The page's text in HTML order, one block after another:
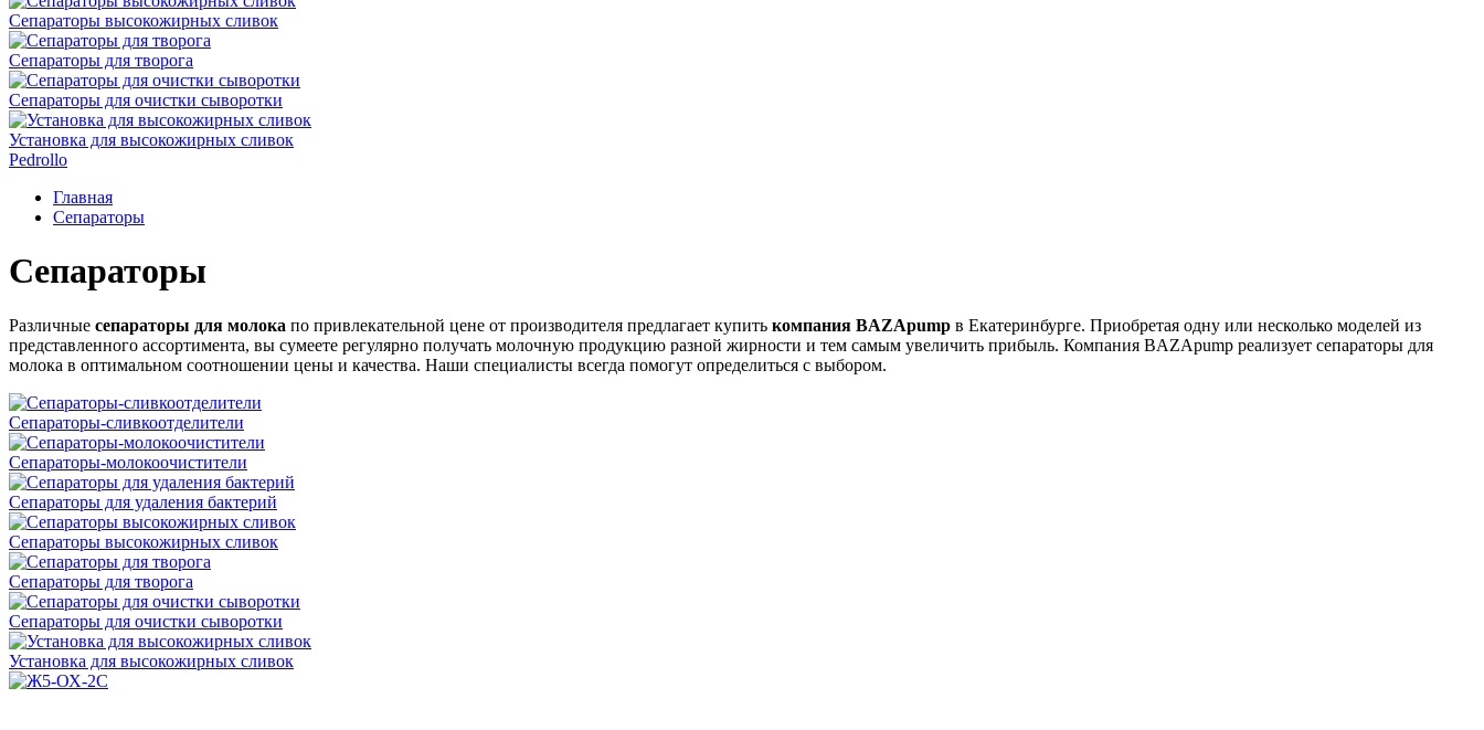
Сепараторы высокожирных сливок
Сепараторы для творога
Сепараторы для очистки сыворотки
Установка для высокожирных сливок
Pedrollo
Главная
Сепараторы
Сепараторы
Различные сепараторы для молока по привлекательной цене от производителя предлагает купить компания BAZApump в Екатеринбурге. Приобретая одну или несколько моделей из
представленного ассортимента, вы сумеете регулярно получать молочную продукцию разной жирности и тем самым увеличить прибыль. Компания BAZApump реализует сепараторы для
молока в оптимальном соотношении цены и качества. Наши специалисты всегда помогут определиться с выбором.
Сепараторы-сливкоотделители
Сепараторы-молокоочистители
Сепараторы для удаления бактерий
Сепараторы высокожирных сливок
Сепараторы для творога
Сепараторы для очистки сыворотки
Установка для высокожирных сливок